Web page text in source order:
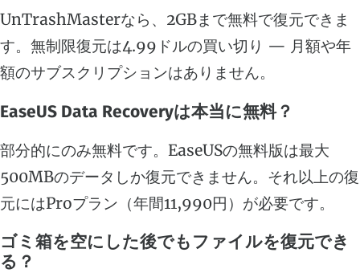
UnTrashMasterなら、2GBまで無料で復元できま
す。無制限復元は4.99ドルの買い切り — 月額や年
額のサブスクリプションはありません。
EaseUS Data Recoveryは本当に無料？
部分的にのみ無料です。EaseUSの無料版は最大
500MBのデータしか復元できません。それ以上の復
元にはProプラン（年間11,990円）が必要です。
ゴミ箱を空にした後でもファイルを復元でき
る？